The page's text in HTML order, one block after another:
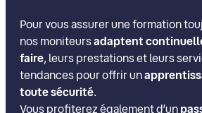
Pour vous assurer une formation
nos moniteursadaptent
faire, leurs prestations et leurs
tendances pour offrir un
toute sécurité.
Vous profiterez également d’un